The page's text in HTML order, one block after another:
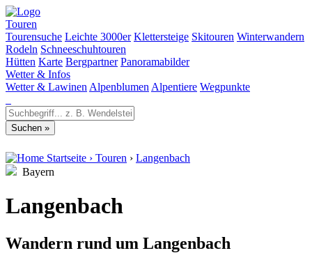
Touren
Tourensuche Leichte 3000er Klettersteige Skitouren Winterwandern
Rodeln Schneeschuhtouren
Hütten Karte Bergpartner Panoramabilder
Wetter & Infos
Wetter & Lawinen Alpenblumen Alpentiere Wegpunkte
Startseite › Touren › Langenbach
Bayern
Langenbach
Wandern rund um Langenbach